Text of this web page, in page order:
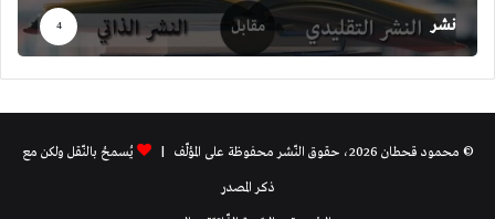
نشر 4
© محمود قحطان 2026، حقوق النّشر محفوظة على المؤلّف |
يُسمحُ بالنّقل ولكن مع
ذكر المصدر